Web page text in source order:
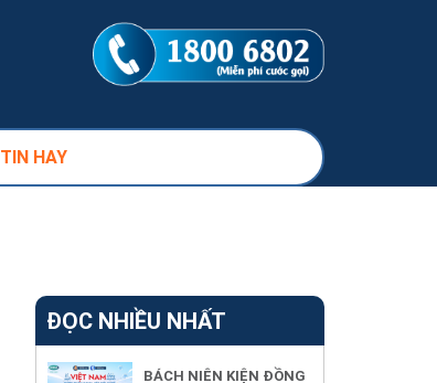
TIN HAY
ĐỌC NHIỀU NHẤT
BÁCH NIÊN KIỆN ĐỒNG